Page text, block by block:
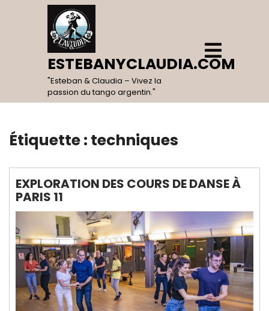
ESTEBANYCLAUDIA.COM
"Esteban & Claudia – Vivez la
passion du tango argentin."
Open
Menu
Étiquette : techniques
EXPLORATION DES COURS DE DANSE À
PARIS 11